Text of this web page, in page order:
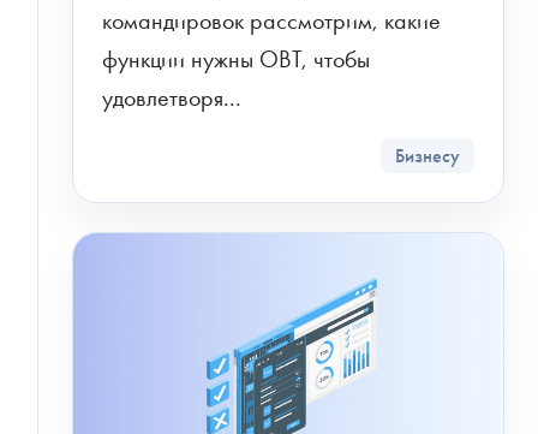
командировок рассмотрим, какие
функции нужны OBT, чтобы
удовлетворя...
Бизнесу